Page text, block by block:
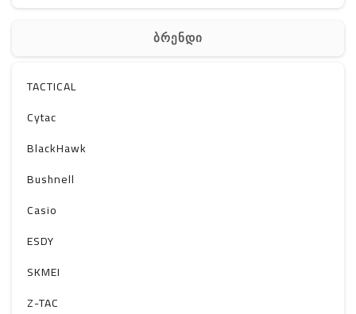
სხვა
Off-Road
ბრენდი
TACTICAL
Cytac
BlackHawk
Bushnell
Casio
ESDY
SKMEI
Z-TAC